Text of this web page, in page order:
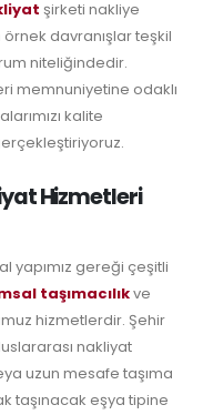
şirketi nakliye
davranışlar teşkil
niteliğindedir.
memnuniyetine odaklı
kalite
Hizmetleri
yapımız gereği çeşitli
taşımacılıkve
hizmetlerdir. Şehir
nakliyat
uzun mesafe taşıma
taşınacak eşya tipine